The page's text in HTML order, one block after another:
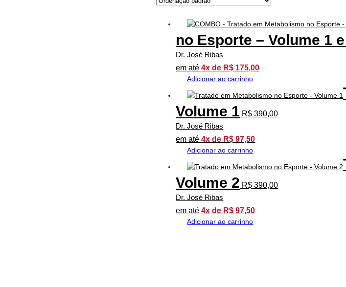
no Esporte – Volume 1
Dr. José Ribas
em até4x de R$ 175,00
Adicionar ao carrinho
Volume 1 R$ 390,00
Dr. José Ribas
em até4x de R$ 97,50
Adicionar ao carrinho
Volume 2 R$ 390,00
Dr. José Ribas
em até4x de R$ 97,50
Adicionar ao carrinho